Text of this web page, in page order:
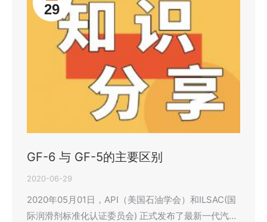
29
GF-6 与 GF-5的主要区别
2020-06-29
2020年05月01日，API（美国石油学会）和ILSAC(国
际润滑剂标准化认证委员会) 正式发布了最新一代汽…